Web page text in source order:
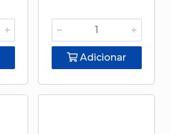
Adicionar